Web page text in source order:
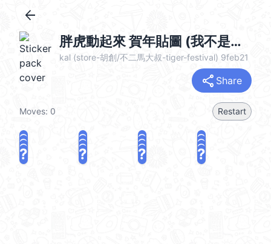
arrow_back
胖虎動起來 賀年貼圖 (我不是胖虎, Happy New Year 新年快樂 CNY) @kal_pc
kal (store-胡創/不二馬大叔-tiger-festival) 9feb21
share Share
Moves: 0 Restart
? ? ? ?
? ? ? ?
? ? ? ?
? ? ? ?